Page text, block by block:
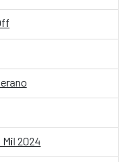
2024